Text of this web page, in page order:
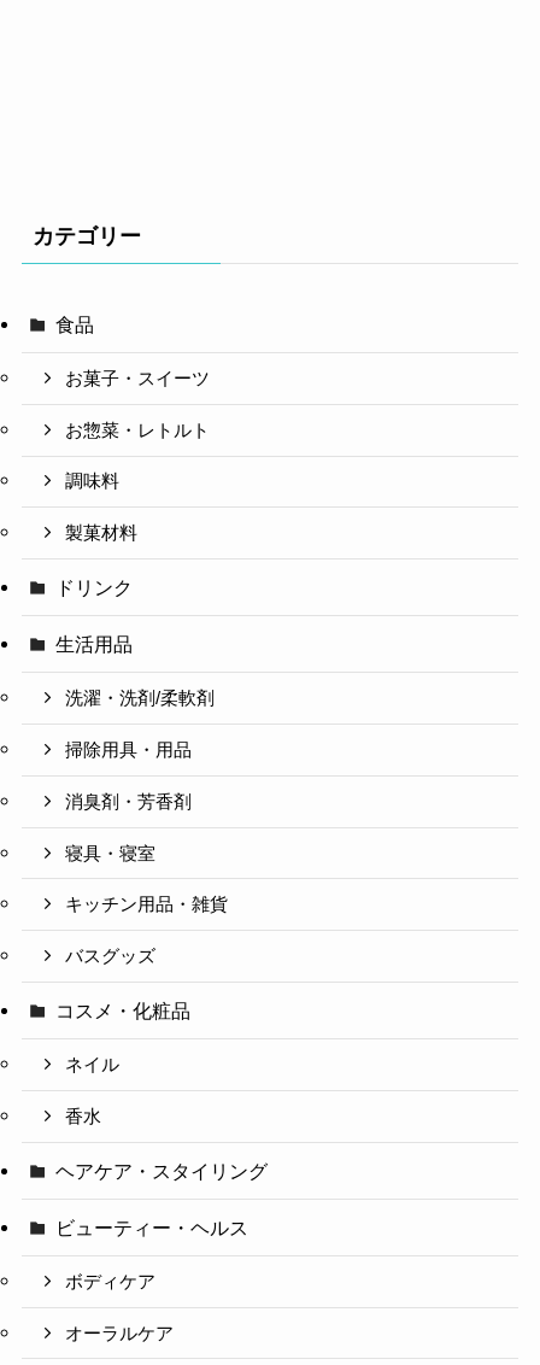
カテゴリー
食品
お菓子・スイーツ
お惣菜・レトルト
調味料
製菓材料
ドリンク
生活用品
洗濯・洗剤/柔軟剤
掃除用具・用品
消臭剤・芳香剤
寝具・寝室
キッチン用品・雑貨
バスグッズ
コスメ・化粧品
ネイル
香水
ヘアケア・スタイリング
ビューティー・ヘルス
ボディケア
オーラルケア